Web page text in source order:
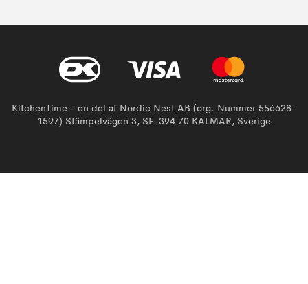
KitchenTime - en del af Nordic Nest AB (org. Nummer 556628-
1597) Stämpelvägen 3, SE-394 70 KALMAR, Sverige